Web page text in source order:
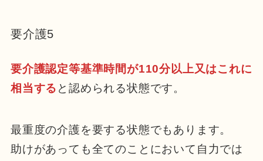
要介護5
要介護認定等基準時間が110分以上又はこれに
相当する と認められる状態です。
最重度の介護を要する状態でもあります。
助けがあっても全てのことにおいて自力では